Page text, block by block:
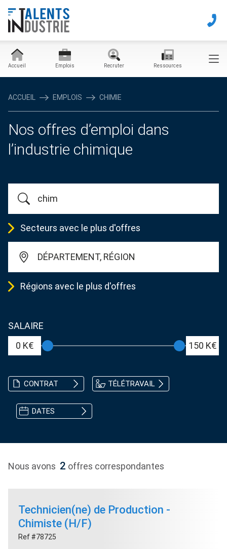
Accueil Emplois Recruter Ressources
ACCUEIL EMPLOIS CHIMIE
Nos offres d’emploi dans
l’industrie chimique
Secteurs avec le plus d'offres
DÉPARTEMENT, RÉGION
Régions avec le plus d'offres
SALAIRE
0 K€
150 K€
CONTRAT TÉLÉTRAVAIL
DATES
Nous avons 2 offres correspondantes
Technicien(ne) de Production -
Chimiste (H/F)
Ref #78725